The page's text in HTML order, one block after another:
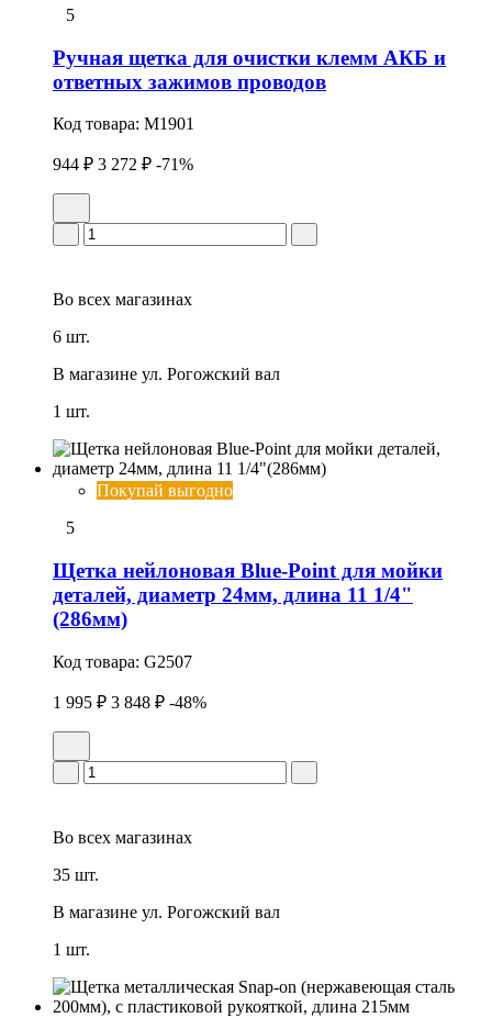
5
Ручная щетка для очистки клемм АКБ и
ответных зажимов проводов
Код товара: M1901
944 ₽ 3 272 ₽ -71%
Во всех магазинах
6 шт.
В магазине ул. Рогожский вал
1 шт.
Покупай выгодно
5
Щетка нейлоновая Blue-Point для мойки
деталей, диаметр 24мм, длина 11 1/4"
(286мм)
Код товара: G2507
1 995 ₽ 3 848 ₽ -48%
Во всех магазинах
35 шт.
В магазине ул. Рогожский вал
1 шт.